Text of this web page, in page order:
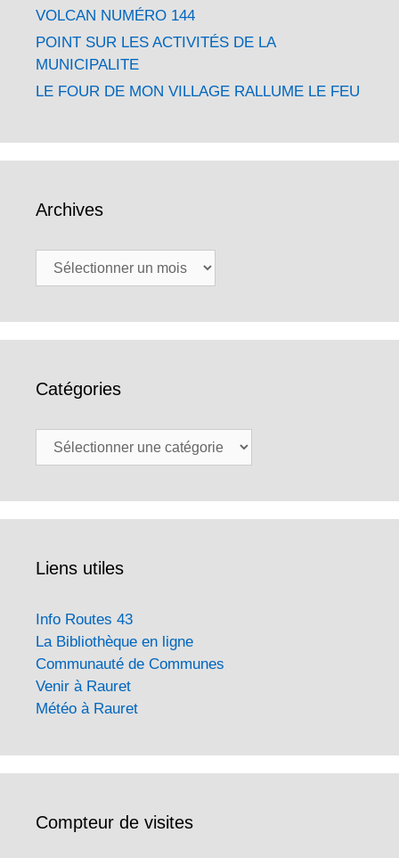
VOLCAN NUMÉRO 144
POINT SUR LES ACTIVITÉS DE LA
MUNICIPALITE
LE FOUR DE MON VILLAGE RALLUME LE FEU
Archives
Archives
Catégories
Catégories
Liens utiles
Info Routes 43
La Bibliothèque en ligne
Communauté de Communes
Venir à Rauret
Météo à Rauret
Compteur de visites